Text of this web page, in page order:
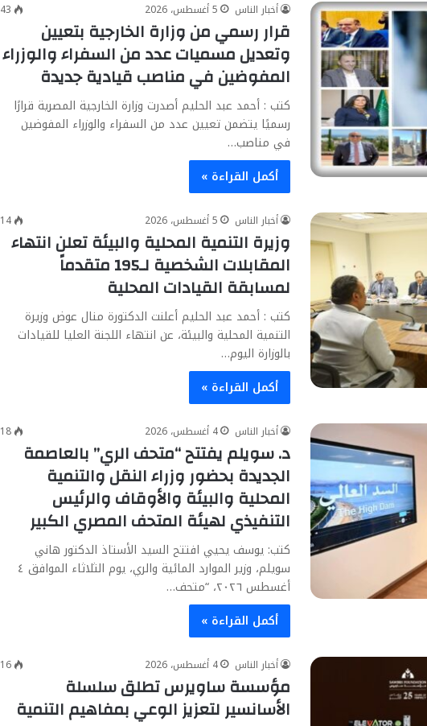
أخبار الناس 5 أغسطس، 2026 43
قرار رسمي من وزارة الخارجية بتعيين
وتعديل مسميات عدد من السفراء والوزراء
المفوضين في مناصب قيادية جديدة
كتب : أحمد عبد الحليم أصدرت وزارة الخارجية المصرية قرارًا
رسميًا يتضمن تعيين عدد من السفراء والوزراء المفوضين
في مناصب…
أكمل القراءة »
أخبار الناس 5 أغسطس، 2026 14
وزيرة التنمية المحلية والبيئة تعلن انتهاء
المقابلات الشخصية لـ195 متقدماً
لمسابقة القيادات المحلية
كتب : أحمد عبد الحليم أعلنت الدكتورة منال عوض وزيرة
التنمية المحلية والبيئة، عن انتهاء اللجنة العليا للقيادات
بالوزارة اليوم…
أكمل القراءة »
أخبار الناس 4 أغسطس، 2026 18
د. سويلم يفتتح “متحف الري” بالعاصمة
الجديدة بحضور وزراء النقل والتنمية
المحلية والبيئة والأوقاف والرئيس
التنفيذي لهيئة المتحف المصري الكبير
كتب: يوسف يحيي افتتح السيد الأستاذ الدكتور هاني
سويلم، وزير الموارد المائية والري، يوم الثلاثاء الموافق ٤
أغسطس ٢٠٢٦، “متحف…
أكمل القراءة »
أخبار الناس 4 أغسطس، 2026 16
مؤسسة ساويرس تطلق سلسلة
الأسانسير لتعزيز الوعي بمفاهيم التنمية